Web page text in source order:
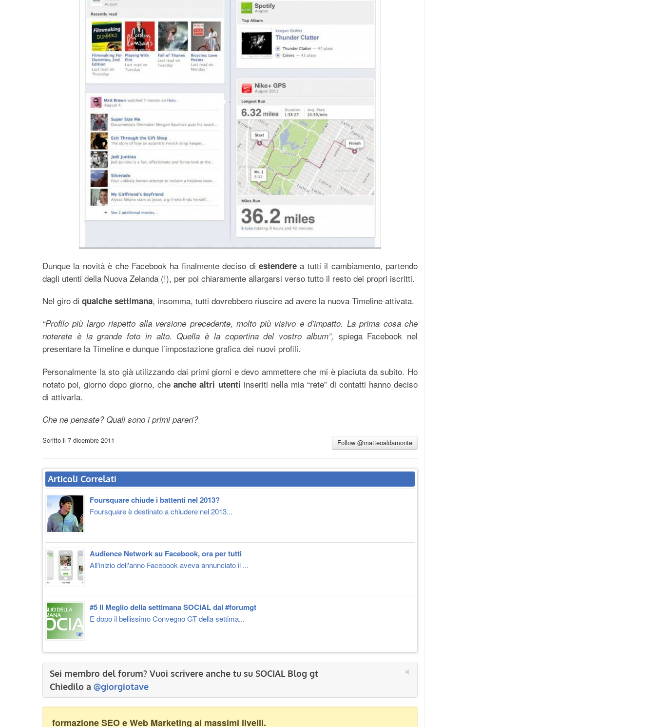
Dunque la novità è che Facebook ha finalmente deciso di estendere a tutti il cambiamento, partendo
dagli utenti della Nuova Zelanda (!), per poi chiaramente allargarsi verso tutto il resto dei propri iscritti.
Nel giro di qualche settimana, insomma, tutti dovrebbero riuscire ad avere la nuova Timeline attivata.
“Profilo più largo rispetto alla versione precedente, molto più visivo e d’impatto. La prima cosa che
noterete è la grande foto in alto. Quella è la copertina del vostro album”, spiega Facebook nel
presentare la Timeline e dunque l’impostazione grafica dei nuovi profili.
Personalmente la sto già utilizzando dai primi giorni e devo ammettere che mi è piaciuta da subito. Ho
notato poi, giorno dopo giorno, cheanche altri utenti inseriti nella mia “rete” di contatti hanno deciso
di attivarla.
Che ne pensate? Quali sono i primi pareri?
Scritto il 7 dicembre 2011 Follow @matteoaldamonte
Articoli Correlati
Foursquare chiude i battenti nel 2013?
Foursquare è destinato a chiudere nel 2013...
Audience Network su Facebook, ora per tutti
All'inizio dell'anno Facebook aveva annunciato il ...
#5 Il Meglio della settimana SOCIAL dal #forumgt
E dopo il bellissimo Convegno GT della settima...
×
Sei membro del forum? Vuoi scrivere anche tu su SOCIAL Blog gt
Chiedilo a @giorgiotave
formazione SEO e Web Marketing ai massimi livelli.